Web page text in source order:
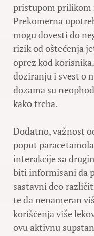
pristupom prilikom
Prekomerna
mogu dovesti do
rizik od oštećenja
oprez kod
doziranju i svest o
dozama su
kako treba.
Dodatno, važnost
poput
interakcije sa
biti informisani da
sastavni deo
te da nenameran
korišćenja više
ovu aktivnu